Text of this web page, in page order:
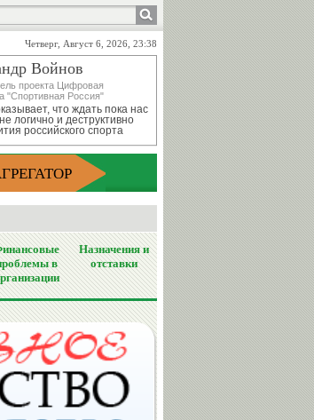
Четверг, Август 6, 2026, 23:38
Войнов
проекта Цифровая
"Спортивная Россия"
что ждать пока нас
логично и деструктивно
российского спорта
в
Назначения и
отставки